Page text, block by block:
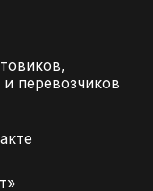
перевозчиков